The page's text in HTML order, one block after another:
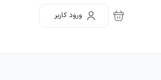
ورود کاربر